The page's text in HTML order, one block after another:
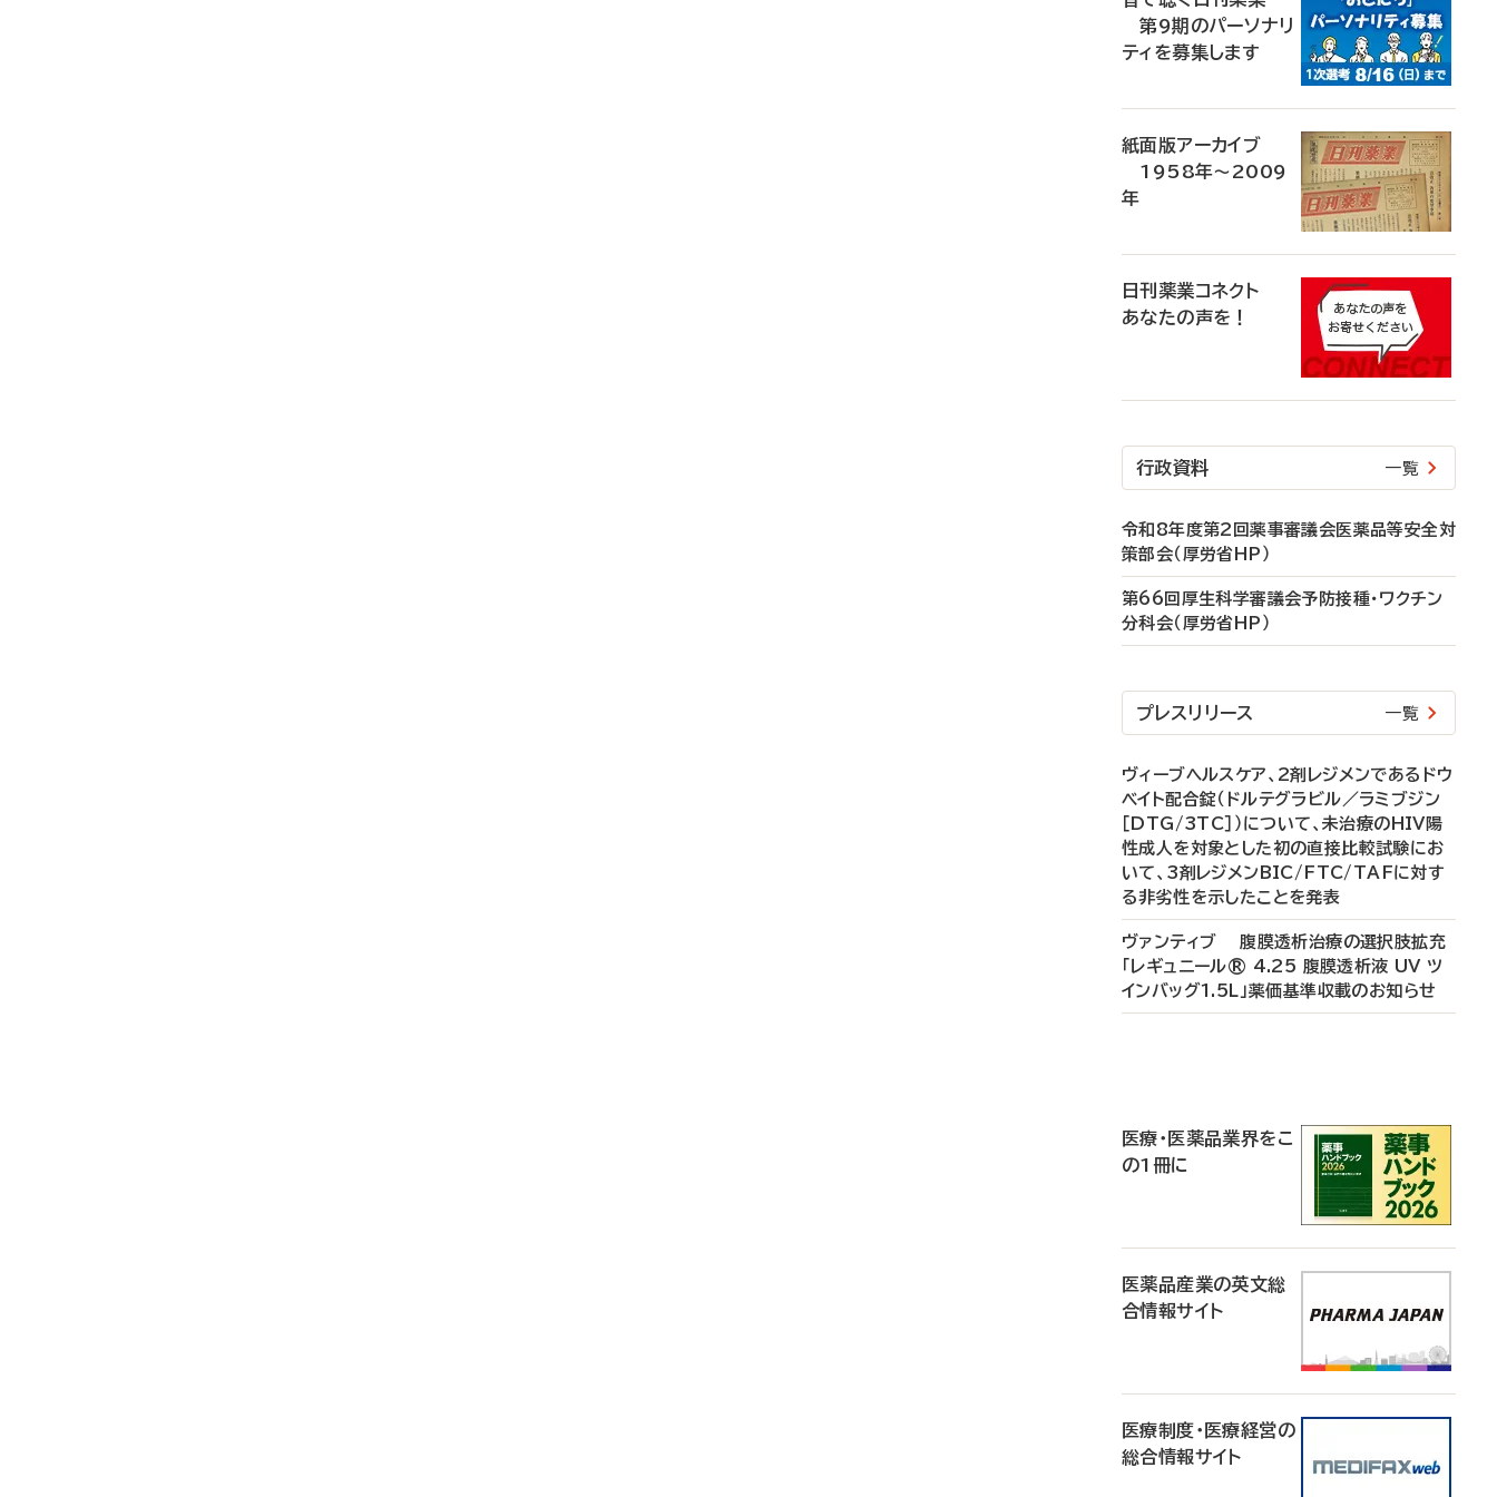
第9期のパーソナリ
ティを募集します
紙面版アーカイブ
1958年～2009
年
日刊薬業コネクト
あなたの声を！
行政資料 一覧
令和8年度第2回薬事審議会医薬品等安全対
策部会（厚労省HP）
第66回厚生科学審議会予防接種・ワクチン
分科会（厚労省HP）
プレスリリース 一覧
ヴィーブヘルスケア、2剤レジメンであるドウ
ベイト配合錠（ドルテグラビル／ラミブジン
［DTG/3TC］）について、未治療のHIV陽
性成人を対象とした初の直接比較試験にお
いて、3剤レジメンBIC/FTC/TAFに対す
る非劣性を示したことを発表
ヴァンティブ 腹膜透析治療の選択肢拡充
「レギュニール® 4.25 腹膜透析液 UV ツ
インバッグ1.5L」薬価基準収載のお知らせ
医療・医薬品業界をこ
の1冊に
医薬品産業の英文総
合情報サイト
医療制度・医療経営の
総合情報サイト